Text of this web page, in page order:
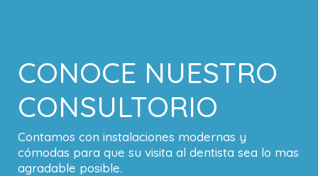
CONOCE NUESTRO
CONSULTORIO
Contamos con instalaciones modernas y
cómodas para que su visita al dentista sea lo mas
agradable posible.